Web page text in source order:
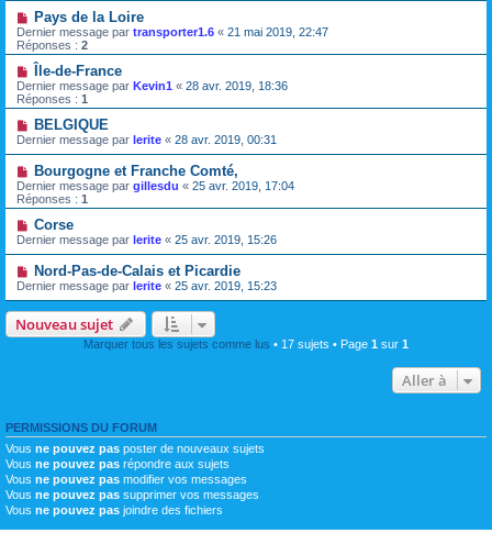
Pays de la Loire
Dernier message par transporter1.6 « 21 mai 2019, 22:47
Réponses : 2
Île-de-France
Dernier message par Kevin1 « 28 avr. 2019, 18:36
Réponses : 1
BELGIQUE
Dernier message par lerite « 28 avr. 2019, 00:31
Bourgogne et Franche Comté,
Dernier message par gillesdu « 25 avr. 2019, 17:04
Réponses : 1
Corse
Dernier message par lerite « 25 avr. 2019, 15:26
Nord-Pas-de-Calais et Picardie
Dernier message par lerite « 25 avr. 2019, 15:23
Nouveau sujet
Marquer tous les sujets comme lus • 17 sujets • Page 1 sur 1
Aller à
PERMISSIONS DU FORUM
Vous ne pouvez pas poster de nouveaux sujets
Vous ne pouvez pas répondre aux sujets
Vous ne pouvez pas modifier vos messages
Vous ne pouvez pas supprimer vos messages
Vous ne pouvez pas joindre des fichiers